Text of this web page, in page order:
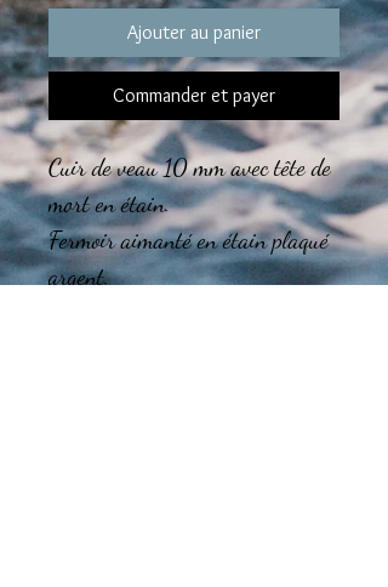
Ajouter au panier
Commander et payer
Cuir de veau 10 mm avec tête de
mort en étain.
Fermoir aimanté en étain plaqué
argent.